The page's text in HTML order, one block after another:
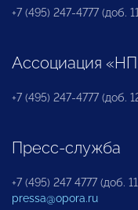
+7 (495) 247-4777 (доб.
Ассоциация
+7 (495) 247-4777 (доб.
Пресс-служба
+7 (495) 247 4777 (доб.
pressa@opora.ru